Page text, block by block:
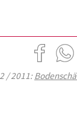
/ 2011: